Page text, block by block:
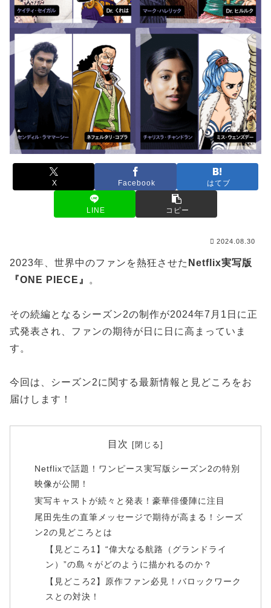
X Facebook はてブ
LINE コピー
2024.08.30
2023年、世界中のファンを熱狂させた Netflix実写版
『ONE PIECE』
。
その続編となるシーズン2の制作が2024年7月1日に正
式発表され、ファンの期待が日に日に高まっていま
す。
今回は、シーズン2に関する最新情報と見どころをお
届けします！
目次
Netflixで話題！ワンピース実写版シーズン2の特別
映像が公開！
実写キャストが続々と発表！豪華俳優陣に注目
尾田先生の直筆メッセージで期待が高まる！シーズ
ン2の見どころとは
【見どころ1】“偉大なる航路（グランドライ
ン）”の島々がどのように描かれるのか？
【見どころ2】原作ファン必見！バロックワーク
スとの対決！